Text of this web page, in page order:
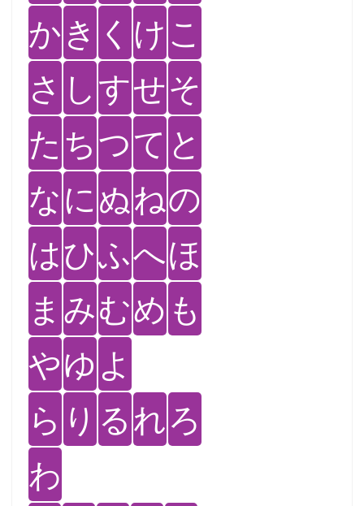
かき く けこ
さ しすせそ
た ちつて と
なにぬねの
はひふへほ
ま みむめ も
やゆ よ
ら り るれろ
わ